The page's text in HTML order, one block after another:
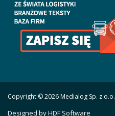
Copyright © 2026 Medialog Sp. z o.o.
Designed by HDF Software